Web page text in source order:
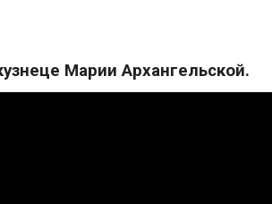
Марии Архангельской.